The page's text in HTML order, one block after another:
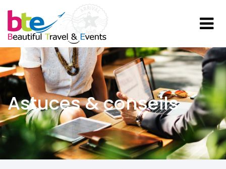
Astuces & conseils